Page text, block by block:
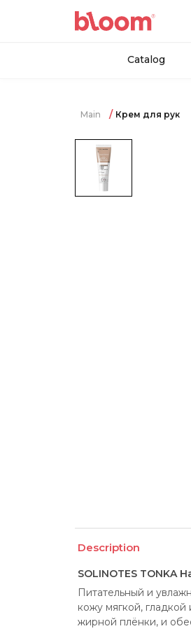
Catalog
Main Крем для рук
Description
SOLINOTES TONKA
Питательный и
кожу мягкой, гладкой
жирной плёнки, и